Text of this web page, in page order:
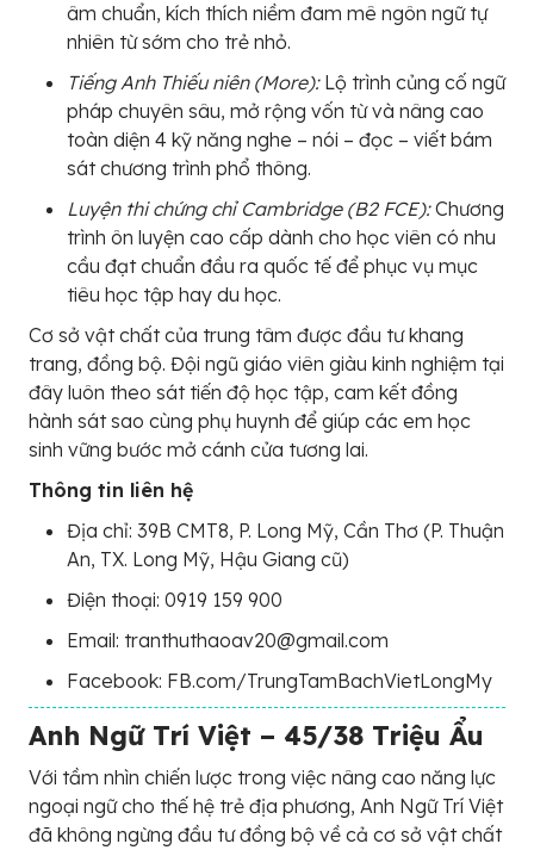
âm chuẩn, kích thích niềm đam mê ngôn ngữ tự
nhiên từ sớm cho trẻ nhỏ.
Tiếng Anh Thiếu niên (More):Lộ trình củng cố ngữ
pháp chuyên sâu, mở rộng vốn từ và nâng cao
toàn diện 4 kỹ năng nghe – nói – đọc – viết bám
sát chương trình phổ thông.
Luyện thi chứng chỉ Cambridge (B2 FCE):Chương
trình ôn luyện cao cấp dành cho học viên có nhu
cầu đạt chuẩn đầu ra quốc tế để phục vụ mục
tiêu học tập hay du học.
Cơ sở vật chất của trung tâm được đầu tư khang
trang, đồng bộ. Đội ngũ giáo viên giàu kinh nghiệm tại
đây luôn theo sát tiến độ học tập, cam kết đồng
hành sát sao cùng phụ huynh để giúp các em học
sinh vững bước mở cánh cửa tương lai.
Thông tin liên hệ
Địa chỉ: 39B CMT8, P. Long Mỹ, Cần Thơ (P. Thuận
An, TX. Long Mỹ, Hậu Giang cũ)
Điện thoại: 0919 159 900
Email: tranthuthaoav20@gmail.com
Facebook: FB.com/TrungTamBachVietLongMy
Anh Ngữ Trí Việt – 45/38 Triệu Ẩu
Với tầm nhìn chiến lược trong việc nâng cao năng lực
ngoại ngữ cho thế hệ trẻ địa phương, Anh Ngữ Trí Việt
đã không ngừng đầu tư đồng bộ về cả cơ sở vật chất